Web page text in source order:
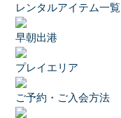
レンタルアイテム一覧
早朝出港
プレイエリア
ご予約・ご入会方法